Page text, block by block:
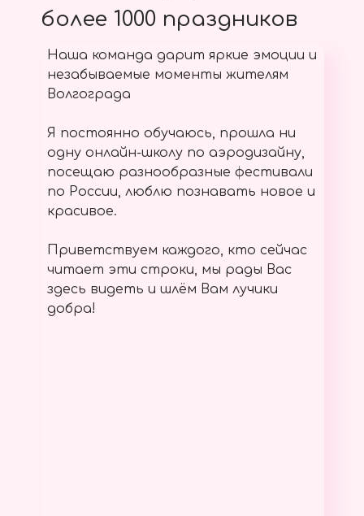
более 1000 праздников
Наша команда дарит яркие эмоции и
незабываемые моменты жителям
Волгограда
Я постоянно обучаюсь, прошла ни
одну онлайн-школу по аэродизайну,
посещаю разнообразные фестивали
по России, люблю познавать новое и
красивое.
Приветствуем каждого, кто сейчас
читает эти строки, мы рады Вас
здесь видеть и шлём Вам лучики
добра!